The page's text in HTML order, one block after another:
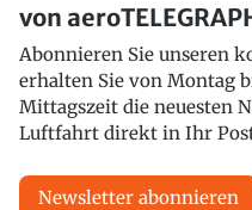
von
Abonnieren Sie unseren
erhalten Sie von Montag
Mittagszeit die neuesten
Luftfahrt direkt in Ihr
Newsletter abonnieren